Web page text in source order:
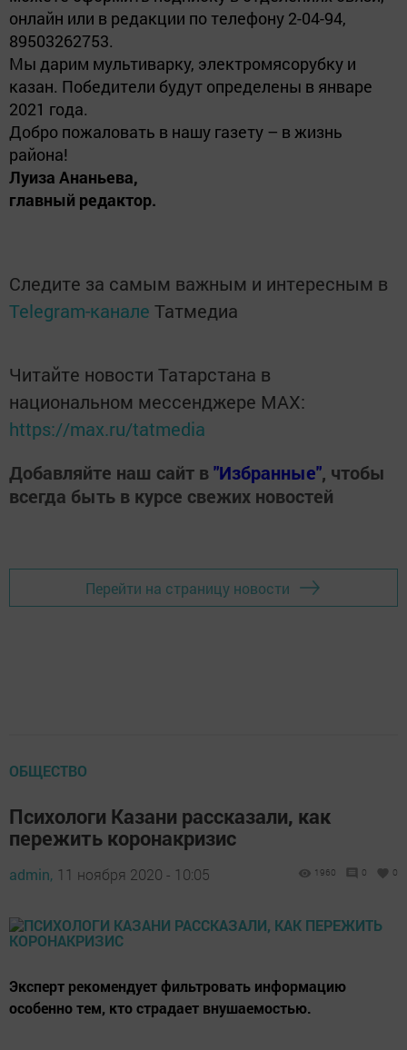
онлайн или в редакции по телефону 2-04-94,
89503262753.
Мы дарим мультиварку, электромясорубку и
казан. Победители будут определены в январе
2021 года.
Добро пожаловать в нашу газету – в жизнь
района!
Луиза Ананьева,
главный редактор.
Следите за самым важным и интересным в
Telegram-канале Татмедиа
Читайте новости Татарстана в
национальном мессенджере MАХ:
https://max.ru/tatmedia
Добавляйте наш сайт в"Избранные", чтобы
всегда быть в курсе свежих новостей
Перейти на страницу новости
ОБЩЕСТВО
Психологи Казани рассказали, как
пережить коронакризис
admin, 11 ноября 2020 - 10:05 1960 0 0
Эксперт рекомендует фильтровать информацию
особенно тем, кто страдает внушаемостью.